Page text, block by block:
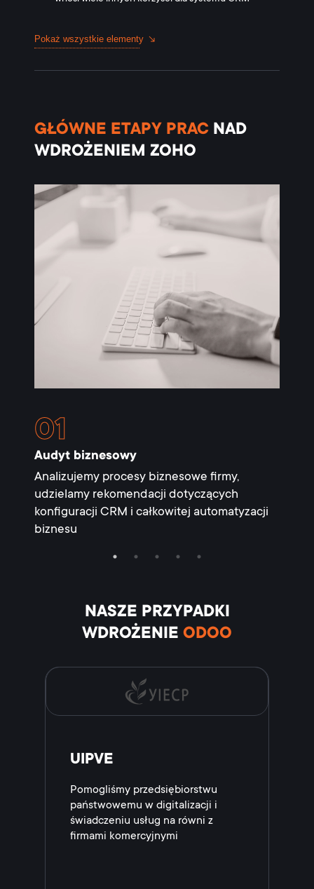
Pokaż wszystkie elementy
GŁÓWNE ETAPY PRAC NAD
WDROŻENIEM ZOHO
Audyt biznesowy
Analizujemy procesy biznesowe firmy,
udzielamy rekomendacji dotyczących
konfiguracji CRM i całkowitej automatyzacji
biznesu
NASZE PRZYPADKI
WDROŻENIE ODOO
UIPVE
Pomogliśmy przedsiębiorstwu
państwowemu w digitalizacji i
świadczeniu usług na równi z
firmami komercyjnymi